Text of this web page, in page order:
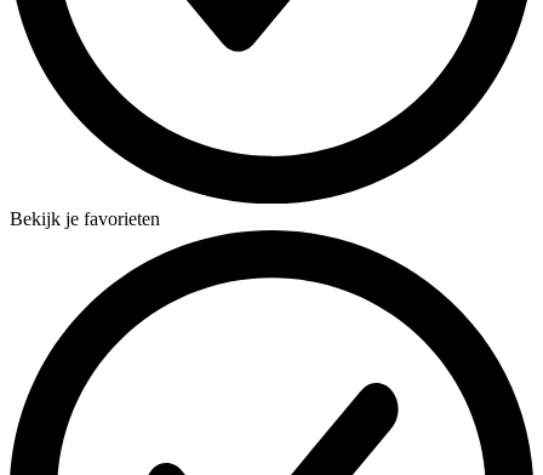
Bekijk je favorieten